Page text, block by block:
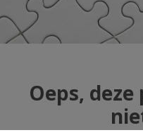
Oeps,